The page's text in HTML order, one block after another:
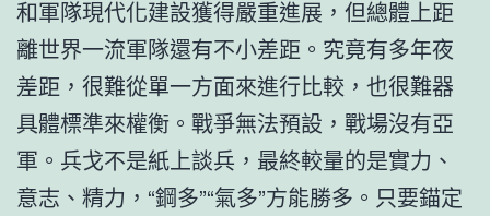
和軍隊現代化建設獲得嚴重進展，但總體上距
離世界一流軍隊還有不小差距。究竟有多年夜
差距，很難從單一方面來進行比較，也很難器
具體標準來權衡。戰爭無法預設，戰場沒有亞
軍。兵戈不是紙上談兵，最終較量的是實力、
意志、精力，“鋼多”“氣多”方能勝多。只要錨定